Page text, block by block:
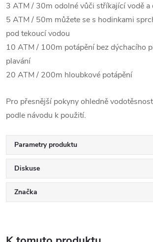
3 ATM / 30m odolné vůči stříkající vodě a
5 ATM / 50m můžete se s hodinkami
pod tekoucí vodou
10 ATM / 100m potápění bez dýchacího
plavání
20 ATM / 200m hloubkové potápění
Pro přesnější pokyny ohledně
podle návodu k použití.
Parametry produktu
Diskuse
Značka